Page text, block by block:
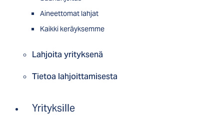
Aineettomat lahjat
Kaikki keräyksemme
Lahjoita yrityksenä
Tietoa lahjoittamisesta
Yrityksille